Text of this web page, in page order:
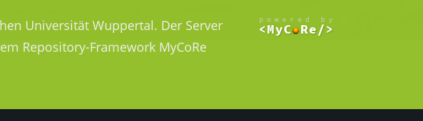
Universität Wuppertal. Der Server
Repository-Framework MyCoRe